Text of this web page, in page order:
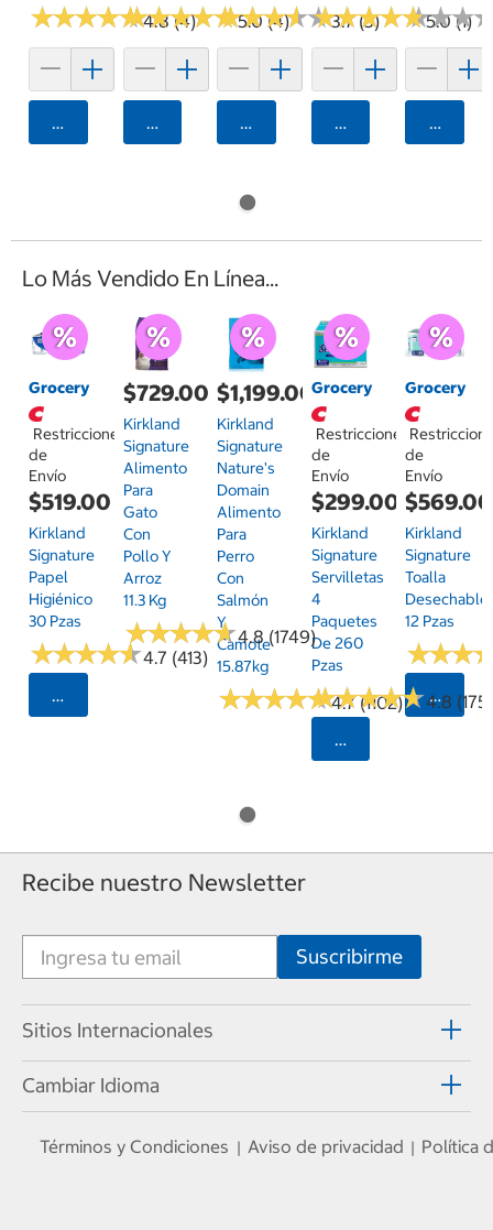
★★★★★
★★★★★4.8 (4)
Agregar
★★★★★
★★★★★5.0 (4)
Agregar
★★★★★
★★★★★3.7 (3)
Agregar
★★★★★
★★★★★5.0 (1)
Agregar
★★★
★★★
Lo Más Vendido En Línea...
Grocery
Restricciones
de
Envío
$519.00
Kirkland
Signature
Papel
Higiénico
30 Pzas
★★★★★
★★★★★4.7 (413)
Seleccionar Código Postal
$729.00
Kirkland
Signature
Alimento
Para
Gato
Con
Pollo Y
Arroz
11.3 Kg
★★★★★
★★★★★4.8 (1749)
$1,199.00
Kirkland
Signature
Nature's
Domain
Alimento
Para
Perro
Con
Salmón
Y
Camote
15.87kg
★★★★★
★★★★★4.7 (1102)
Grocery
Restricciones
de
Envío
$299.00
Kirkland
Signature
Servilletas
4
Paquetes
De 260
Pzas
★★★★★
★★★★★4.8 (175)
Seleccionar
Grocery
de
Envío
$569.00
Kirkland
Signature
Toalla
Desechable
12 Pzas
★★★
★★★
Recibe nuestro Newsletter
Sitios Internacionales
Cambiar Idioma
Términos y Condiciones | Aviso de privacidad | Política